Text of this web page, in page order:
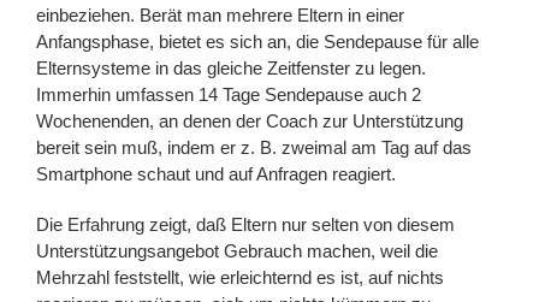
einbeziehen. Berät man mehrere Eltern in einer
Anfangsphase, bietet es sich an, die Sendepause für alle
Elternsysteme in das gleiche Zeitfenster zu legen.
Immerhin umfassen 14 Tage Sendepause auch 2
Wochenenden, an denen der Coach zur Unterstützung
bereit sein muß, indem er z. B. zweimal am Tag auf das
Smartphone schaut und auf Anfragen reagiert.
Die Erfahrung zeigt, daß Eltern nur selten von diesem
Unterstützungsangebot Gebrauch machen, weil die
Mehrzahl feststellt, wie erleichternd es ist, auf nichts